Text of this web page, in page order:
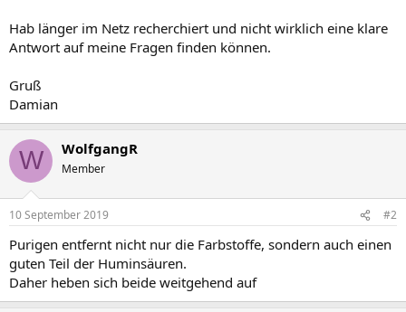
Hab länger im Netz recherchiert und nicht wirklich eine klare
Antwort auf meine Fragen finden können.
Gruß
Damian
W WolfgangR
Member
10 September 2019 #2
Purigen entfernt nicht nur die Farbstoffe, sondern auch einen
guten Teil der Huminsäuren.
Daher heben sich beide weitgehend auf